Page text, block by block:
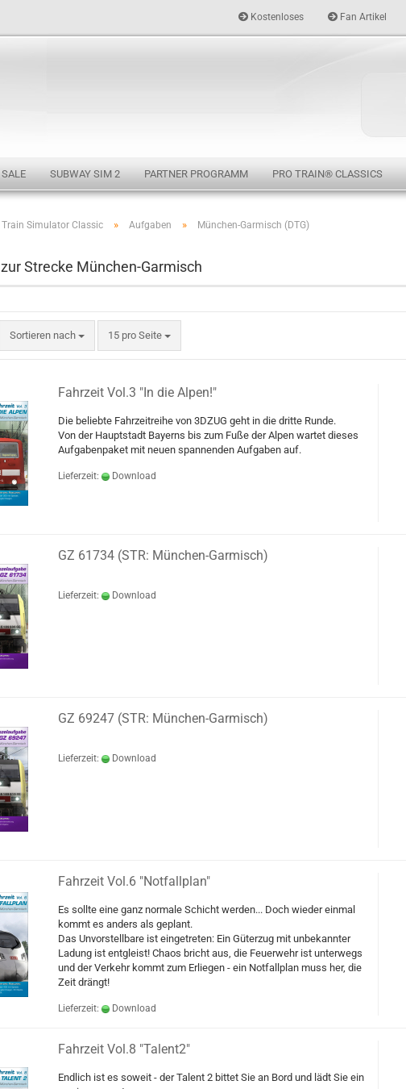
Kostenloses Fan Artikel
SUBWAY SIM 2 PARTNER PROGRAMM PRO TRAIN® CLASSICS
Train Simulator Classic » Aufgaben » München-Garmisch (DTG)
Strecke München-Garmisch
Sortieren nach 15 pro Seite
Fahrzeit Vol.3 "In die Alpen!"
Die beliebte Fahrzeitreihe von 3DZUG geht in die dritte Runde.
Von der Hauptstadt Bayerns bis zum Fuße der Alpen wartet dieses
Aufgabenpaket mit neuen spannenden Aufgaben auf.
Lieferzeit: Download
GZ 61734 (STR: München-Garmisch)
Lieferzeit: Download
GZ 69247 (STR: München-Garmisch)
Lieferzeit: Download
Fahrzeit Vol.6 "Notfallplan"
Es sollte eine ganz normale Schicht werden... Doch wieder einmal
kommt es anders als geplant.
Das Unvorstellbare ist eingetreten: Ein Güterzug mit unbekannter
Ladung ist entgleist! Chaos bricht aus, die Feuerwehr ist unterwegs
und der Verkehr kommt zum Erliegen - ein Notfallplan muss her, die
Zeit drängt!
Lieferzeit: Download
Fahrzeit Vol.8 "Talent2"
Endlich ist es soweit - der Talent 2 bittet Sie an Bord und lädt Sie ein